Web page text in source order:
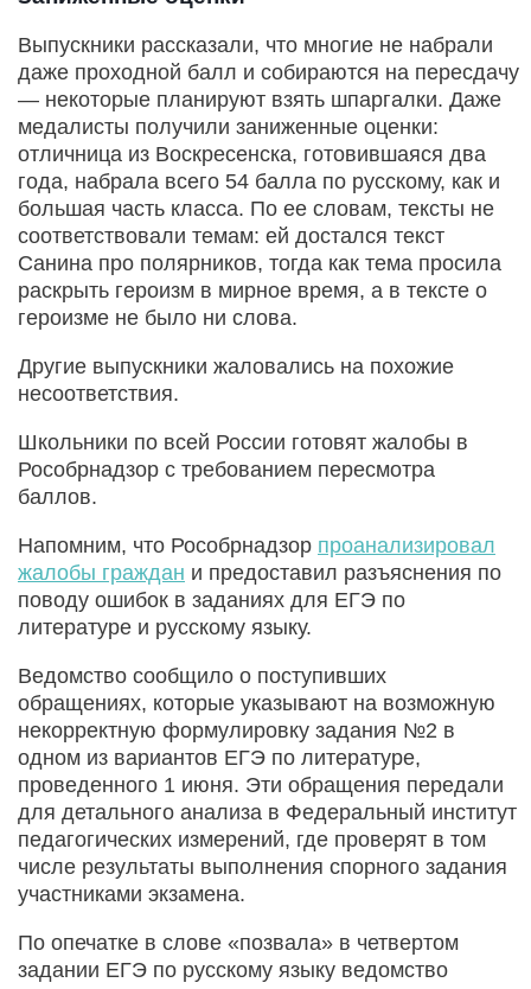
Выпускники рассказали, что многие не набрали
даже проходной балл и собираются на пересдачу
— некоторые планируют взять шпаргалки. Даже
медалисты получили заниженные оценки:
отличница из Воскресенска, готовившаяся два
года, набрала всего 54 балла по русскому, как и
большая часть класса. По ее словам, тексты не
соответствовали темам: ей достался текст
Санина про полярников, тогда как тема просила
раскрыть героизм в мирное время, а в тексте о
героизме не было ни слова.
Другие выпускники жаловались на похожие
несоответствия.
Школьники по всей России готовят жалобы в
Рособрнадзор с требованием пересмотра
баллов.
Напомним, что Рособрнадзор проанализировал
жалобы граждан и предоставил разъяснения по
поводу ошибок в заданиях для ЕГЭ по
литературе и русскому языку.
Ведомство сообщило о поступивших
обращениях, которые указывают на возможную
некорректную формулировку задания №2 в
одном из вариантов ЕГЭ по литературе,
проведенного 1 июня. Эти обращения передали
для детального анализа в Федеральный институт
педагогических измерений, где проверят в том
числе результаты выполнения спорного задания
участниками экзамена.
По опечатке в слове «позвала» в четвертом
задании ЕГЭ по русскому языку ведомство